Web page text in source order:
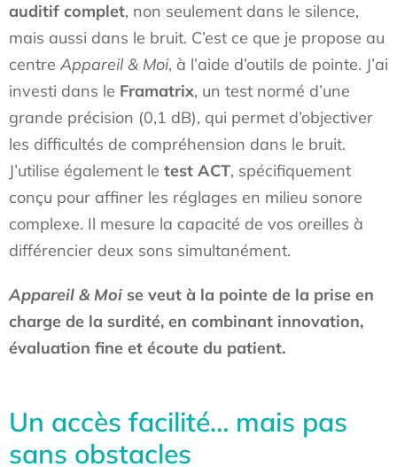
auditif complet, non seulement dans le silence,
mais aussi dans le bruit. C’est ce que je propose au
centre Appareil & Moi, à l’aide d’outils de pointe. J’ai
investi dans le Framatrix, un test normé d’une
grande précision (0,1 dB), qui permet d’objectiver
les difficultés de compréhension dans le bruit.
J’utilise également le test ACT, spécifiquement
conçu pour affiner les réglages en milieu sonore
complexe. Il mesure la capacité de vos oreilles à
différencier deux sons simultanément.
Appareil & Moi se veut à la pointe de la prise en
charge de la surdité, en combinant innovation,
évaluation fine et écoute du patient.
Un accès facilité… mais pas
sans obstacles